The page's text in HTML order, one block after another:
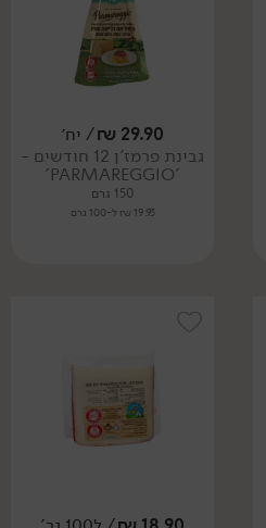
29.90
₪/ יח׳
גבינת פרמז'ן 12 חודשים -
'PARMAREGGIO'
150 גרם
19.93 ₪ ל-100 גרם